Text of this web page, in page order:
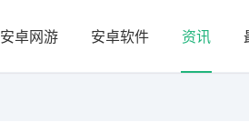
安卓网游 安卓软件 资讯